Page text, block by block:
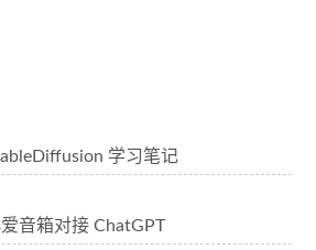
学习笔记
爱音箱对接 ChatGPT